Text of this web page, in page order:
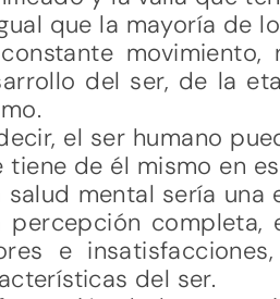
que la mayoría de
del ser, de la
el ser humano
tiene de él mismo en
salud mental sería
percepción
e
del ser.